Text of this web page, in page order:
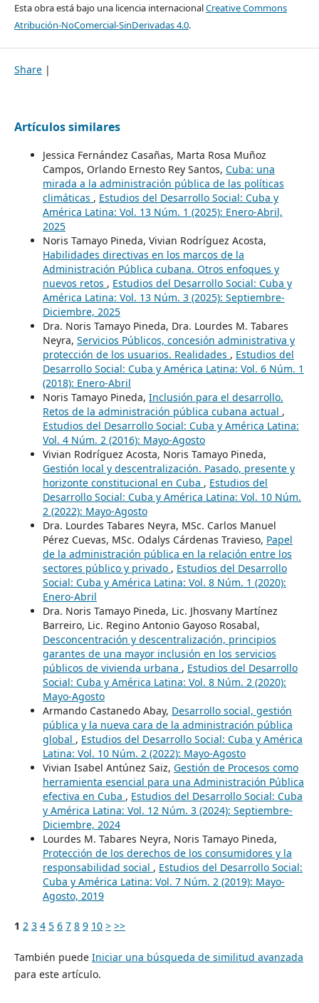
Esta obra está bajo una licencia internacionalCreative Commons
Atribución-NoComercial-SinDerivadas 4.0.
Share |
Artículos similares
Jessica Fernández Casañas, Marta Rosa Muñoz
Campos, Orlando Ernesto Rey Santos, Cuba: una
mirada a la administración pública de las políticas
climáticas , Estudios del Desarrollo Social: Cuba y
América Latina: Vol. 13 Núm. 1 (2025): Enero-Abril,
2025
Noris Tamayo Pineda, Vivian Rodríguez Acosta,
Habilidades directivas en los marcos de la
Administración Pública cubana. Otros enfoques y
nuevos retos , Estudios del Desarrollo Social: Cuba y
América Latina: Vol. 13 Núm. 3 (2025): Septiembre-
Diciembre, 2025
Dra. Noris Tamayo Pineda, Dra. Lourdes M. Tabares
Neyra, Servicios Públicos, concesión administrativa y
protección de los usuarios. Realidades , Estudios del
Desarrollo Social: Cuba y América Latina: Vol. 6 Núm. 1
(2018): Enero-Abril
Noris Tamayo Pineda, Inclusión para el desarrollo.
Retos de la administración pública cubana actual ,
Estudios del Desarrollo Social: Cuba y América Latina:
Vol. 4 Núm. 2 (2016): Mayo-Agosto
Vivian Rodríguez Acosta, Noris Tamayo Pineda,
Gestión local y descentralización. Pasado, presente y
horizonte constitucional en Cuba , Estudios del
Desarrollo Social: Cuba y América Latina: Vol. 10 Núm.
2 (2022): Mayo-Agosto
Dra. Lourdes Tabares Neyra, MSc. Carlos Manuel
Pérez Cuevas, MSc. Odalys Cárdenas Travieso, Papel
de la administración pública en la relación entre los
sectores público y privado , Estudios del Desarrollo
Social: Cuba y América Latina: Vol. 8 Núm. 1 (2020):
Enero-Abril
Dra. Noris Tamayo Pineda, Lic. Jhosvany Martínez
Barreiro, Lic. Regino Antonio Gayoso Rosabal,
Desconcentración y descentralización, principios
garantes de una mayor inclusión en los servicios
públicos de vivienda urbana , Estudios del Desarrollo
Social: Cuba y América Latina: Vol. 8 Núm. 2 (2020):
Mayo-Agosto
Armando Castanedo Abay, Desarrollo social, gestión
pública y la nueva cara de la administración pública
global , Estudios del Desarrollo Social: Cuba y América
Latina: Vol. 10 Núm. 2 (2022): Mayo-Agosto
Vivian Isabel Antúnez Saiz, Gestión de Procesos como
herramienta esencial para una Administración Pública
efectiva en Cuba , Estudios del Desarrollo Social: Cuba
y América Latina: Vol. 12 Núm. 3 (2024): Septiembre-
Diciembre, 2024
Lourdes M. Tabares Neyra, Noris Tamayo Pineda,
Protección de los derechos de los consumidores y la
responsabilidad social , Estudios del Desarrollo Social:
Cuba y América Latina: Vol. 7 Núm. 2 (2019): Mayo-
Agosto, 2019
1 2 3 4 5 6 7 8 9 10 > >>
También puede Iniciar una búsqueda de similitud avanzada
para este artículo.